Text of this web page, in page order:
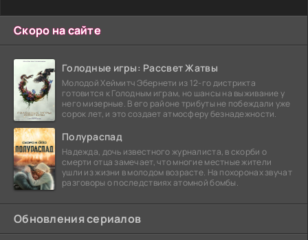
Скоро на сайте
Голодные игры: Рассвет Жатвы
Молодой Хеймитч Эбернети из 12-го дистрикта
готовится к Голодным играм, но шансы на выживание у
него мизерные. В его районе трибуты не побеждали уже
сорок лет, и это создает атмосферу безнадежности.
Полураспад
Надежда, дочь известного журналиста, в скорби о
смерти отца замечает, что многие местные жители
ушли из жизни в молодом возрасте. На похоронах звучат
разговоры о последствиях атомной бомбы.
Обновления сериалов